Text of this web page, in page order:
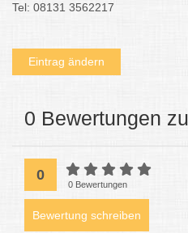
Tel: 08131 3562217
Eintrag ändern
0 Bewertungen
0
0 Bewertungen
Bewertung schreiben